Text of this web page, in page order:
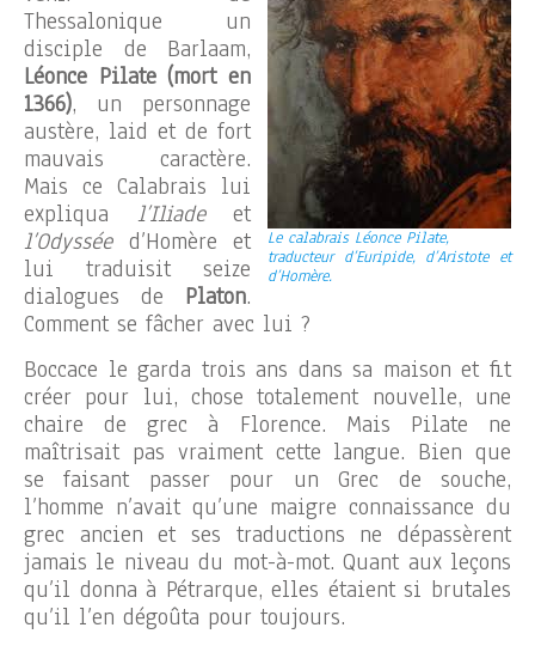
Le calabrais Léonce Pilate,
traducteur d’Euripide, d’Aristote et
d’Homère.
Thessalonique un
disciple de Barlaam,
Léonce Pilate (mort en
1366), un personnage
austère, laid et de fort
mauvais caractère.
Mais ce Calabrais lui
expliqua l’Iliadeet
l’Odysséed’Homère et
lui traduisit seize
dialogues de Platon.
Comment se fâcher avec lui ?
Boccace le garda trois ans dans sa maison et fit
créer pour lui, chose totalement nouvelle, une
chaire de grec à Florence. Mais Pilate ne
maîtrisait pas vraiment cette langue. Bien que
se faisant passer pour un Grec de souche,
l’homme n’avait qu’une maigre connaissance du
grec ancien et ses traductions ne dépassèrent
jamais le niveau du mot-à-mot. Quant aux leçons
qu’il donna à Pétrarque, elles étaient si brutales
qu’il l’en dégoûta pour toujours.